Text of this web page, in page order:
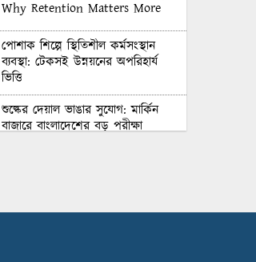
Why Retention Matters More
পোশাক শিল্পে স্থিতিশীল কর্মসংস্থান
ব্যবস্থা: টেকসই উন্নয়নের অপরিহার্য
ভিত্তি
শুল্কের দেয়াল ভাঙার সুযোগ: মার্কিন
বাজারে বাংলাদেশের বড় পরীক্ষা
Workers–2026